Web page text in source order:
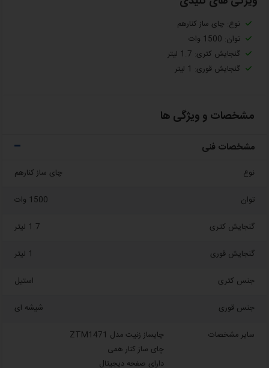
نوع: چای ساز کنارهم
توان: 1500 وات
گنجایش کتری: 1.7 لیتر
گنجایش قوری: 1 لیتر
مشخصات و ویژگی ها
مشخصات فنی
نوع چای ساز کنارهم
توان 1500 وات
گنجایش کتری 1.7 لیتر
گنجایش قوری 1 لیتر
جنس کتری استیل
جنس قوری شیشه ای
سایر مشخصات
چایساز زنیت مدل ZTM1471
چای ساز کنار همی
دارای صفحه دیجیتال